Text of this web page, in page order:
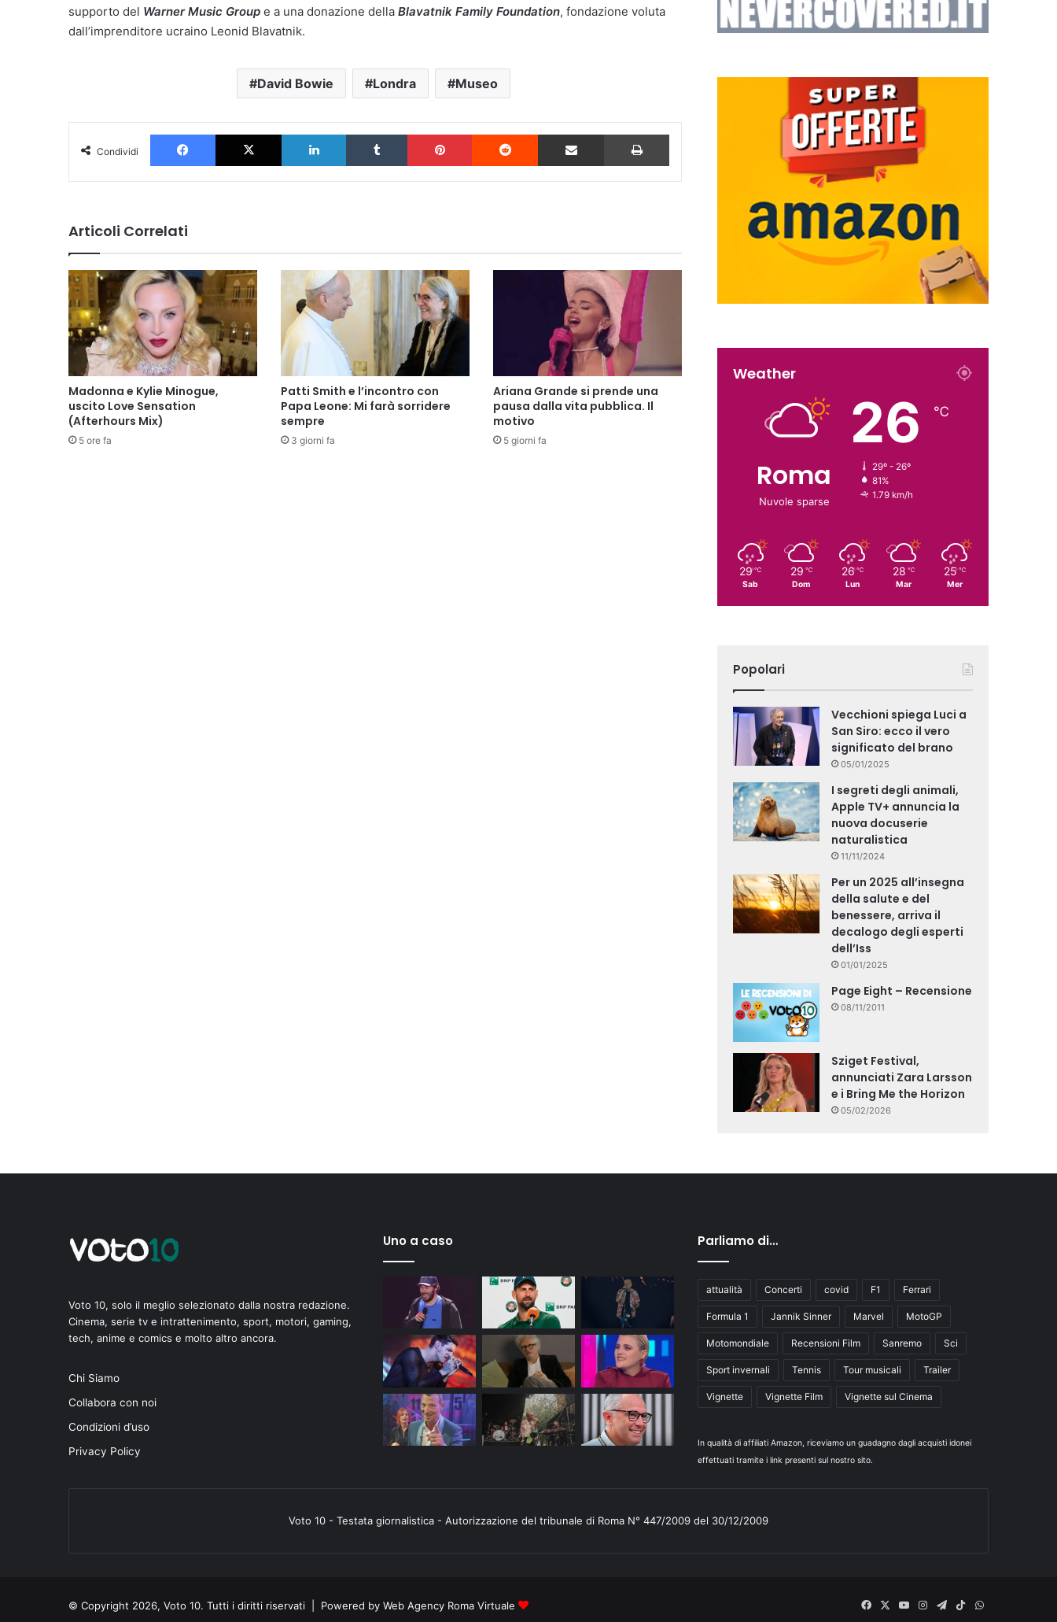
supporto del Warner Music Group e a una donazione della Blavatnik Family Foundation, fondazione voluta
dall’imprenditore ucraino Leonid Blavatnik.
David Bowie Londra Museo
Condividi
Facebook X LinkedIn Tumblr Pinterest Reddit Condividi via Email Stampa
Articoli Correlati
Madonna e Kylie Minogue,
uscito Love Sensation
(Afterhours Mix)
5 ore fa
Patti Smith e l’incontro con
Papa Leone: Mi farà sorridere
sempre
3 giorni fa
Ariana Grande si prende una
pausa dalla vita pubblica. Il
motivo
5 giorni fa
Weather
Roma
Nuvole sparse
26 ℃
29º - 26º
81%
1.79 km/h
29 ℃
Sab
29 ℃
Dom
26 ℃
Lun
28 ℃
Mar
25 ℃
Mer
Popolari
Vecchioni spiega Luci a
San Siro: ecco il vero
significato del brano
05/01/2025
I segreti degli animali,
Apple TV+ annuncia la
nuova docuserie
naturalistica
11/11/2024
Per un 2025 all’insegna
della salute e del
benessere, arriva il
decalogo degli esperti
dell’Iss
01/01/2025
Page Eight – Recensione
08/11/2011
Sziget Festival,
annunciati Zara Larsson
e i Bring Me the Horizon
05/02/2026
Voto 10, solo il meglio selezionato dalla nostra redazione.
Cinema, serie tv e intrattenimento, sport, motori, gaming,
tech, anime e comics e molto altro ancora.
Chi Siamo
Collabora con noi
Condizioni d’uso
Privacy Policy
Uno a caso Parliamo di…
attualità Concerti covid F1 Ferrari
Formula 1 Jannik Sinner Marvel MotoGP
Motomondiale Recensioni Film Sanremo Sci
Sport invernali Tennis Tour musicali Trailer
Vignette Vignette Film Vignette sul Cinema
In qualità di affiliati Amazon, riceviamo un guadagno dagli acquisti idonei
effettuati tramite i link presenti sul nostro sito.
Voto 10 - Testata giornalistica - Autorizzazione del tribunale di Roma N° 447/2009 del 30/12/2009
© Copyright 2026, Voto 10. Tutti i diritti riservati | Powered by Web Agency Roma Virtuale Facebook
X
YouInstagram
Telegram
TikTokWhatsApp